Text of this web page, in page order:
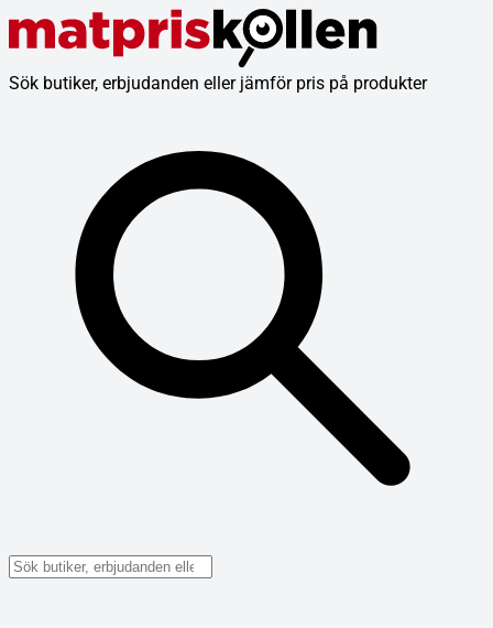
Sök butiker, erbjudanden eller jämför pris på produkter